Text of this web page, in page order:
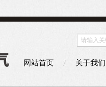
网站首页 关于我们